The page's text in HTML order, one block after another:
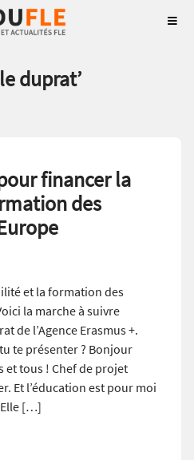
duprat’
financer la
des
et la formation des
la marche à suivre
de l’Agence Erasmus +.
te présenter ? Bonjour
tous ! Chef de projet
Et l’éducation est pour moi
[…]